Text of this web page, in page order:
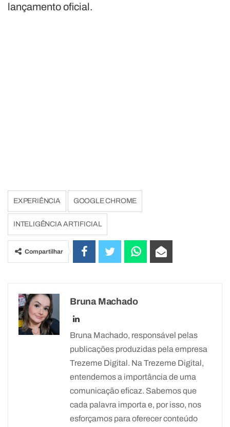
lançamento oficial.
EXPERIÊNCIA GOOGLE CHROME
INTELIGÊNCIA ARTIFICIAL
Compartilhar
Bruna Machado
Bruna Machado, responsável pelas
publicações produzidas pela empresa
Trezeme Digital. Na Trezeme Digital,
entendemos a importância de uma
comunicação eficaz. Sabemos que
cada palavra importa e, por isso, nos
esforçamos para oferecer conteúdo